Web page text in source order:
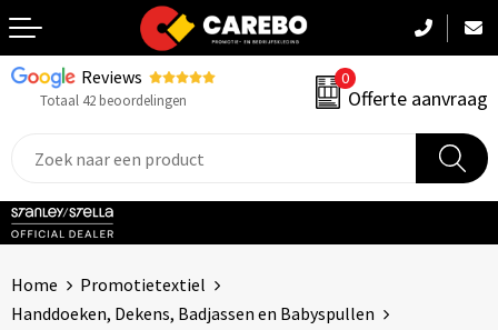
Reviews
Totaal 42 beoordelingen
0
Offerte aanvraag
Terug
Sportkleding
Home
Promotietextiel
Handdoeken, Dekens, Badjassen en Babyspullen